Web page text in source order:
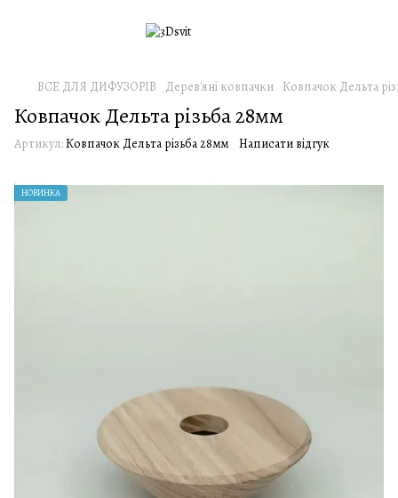
ВСЕ ДЛЯ ДИФУЗОРІВ Дерев'яні ковпачки Ковпачок Дельта
Ковпачок Дельта різьба 28мм
Артикул:Ковпачок Дельта різьба 28мм Написати відгук
НОВИНКА